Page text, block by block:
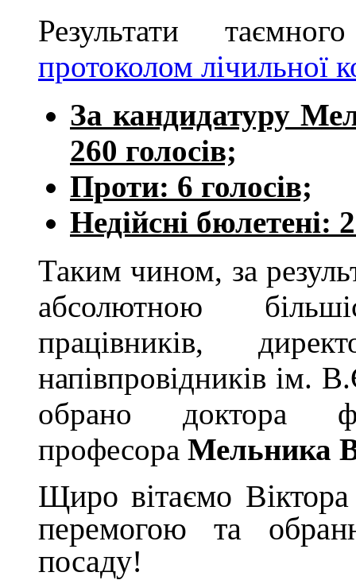
Результати
протоколом лічильної
За кандидатуру
260 голосів;
Проти: 6 голосів;
Недійсні бюлетені:
Таким чином, за
абсолютною
працівників,
напівпровідників ім.
обрано доктора
професора Мельника
Щиро вітаємо
перемогою та
посаду!